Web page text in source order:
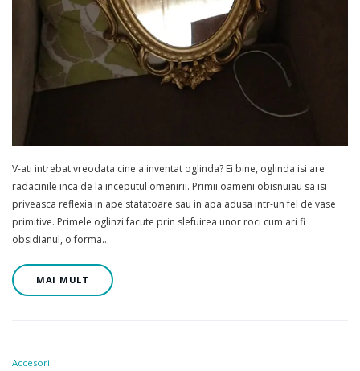
V-ati intrebat vreodata cine a inventat oglinda? Ei bine, oglinda isi are
radacinile inca de la inceputul omenirii. Primii oameni obisnuiau sa isi
priveasca reflexia in ape statatoare sau in apa adusa intr-un fel de vase
primitive. Primele oglinzi facute prin slefuirea unor roci cum ari fi
obsidianul, o forma…
MAI MULT
Accesorii